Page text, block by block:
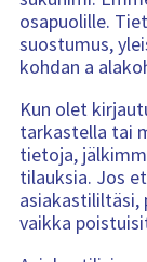
osapuolille.
suostumus,
kohdan a
Kun olet
tarkastella tai
tietoja,
tilauksia. Jos
asiakastililtäsi,
vaikka